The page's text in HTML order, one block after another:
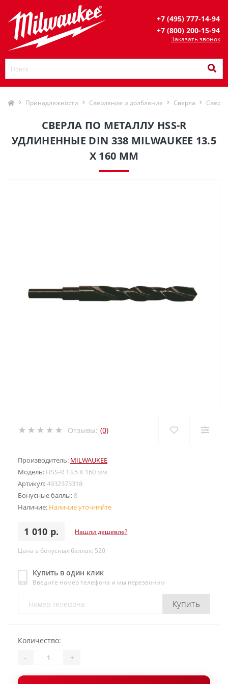
+7 (495) 777-14-94
+7 (800) 200-15-94
Заказать звонок
Принадлежности Сверление и долбление Сверла
СВЕРЛА ПО МЕТАЛЛУ HSS-R
УДЛИНЕННЫЕ DIN 338 MILWAUKEE 13.5
X 160 ММ
Отзывы: (0)
Производитель: MILWAUKEE
Модель: HSS-R 13.5 X 160 мм
Артикул:4932373318
Бонусные баллы: 8
Наличие: Наличие уточняйте
1 010 р. Нашли дешевле?
Цена в бонусных баллах: 520
Купить в один клик
Введите номер телефона и мы перезвоним
Купить
Количество:
- +